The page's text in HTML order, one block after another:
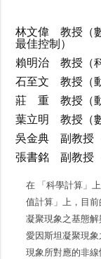
林文偉 教授（
最佳控制）
賴明治 教授（
石至文 教授（
莊 重 教授（動
葉立明 教授（
吳金典 副教授
張書銘 副教授
在 「科學計算」
值計算」上，目
凝聚現象之基態
愛因斯坦凝聚現
現象所對應的非